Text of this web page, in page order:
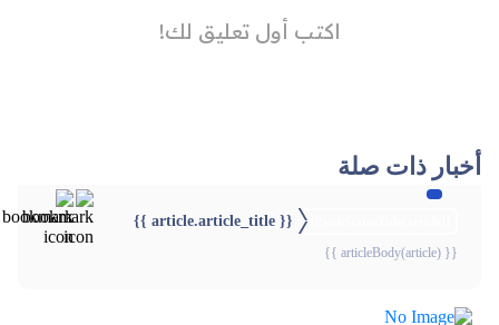
أخبار ذات صلة
{{ article.article_title }}
{{ articleBody(article) }}